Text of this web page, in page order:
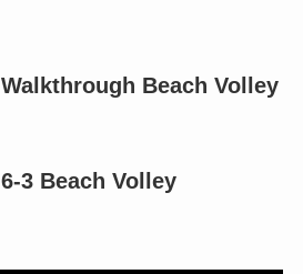
Beach Volley
3 Beach Volley